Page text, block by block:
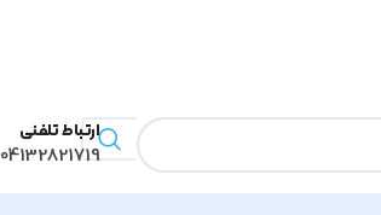
ارتباط تلفنی
04132821719